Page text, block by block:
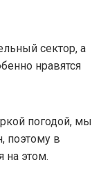
сектор, а
нравятся
погодой, мы
поэтому в
на этом.